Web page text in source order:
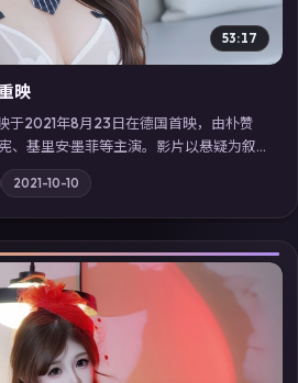
53:17
映
2021年8月23日在德国首映，由朴赞
、基里安·墨菲等主演。影片以悬疑为叙
界在实验事故后逐渐模糊；摄影与配乐
通过「国产免费观看高清电视剧在线
佳作，畅享高清在线追剧体验。
2021-10-10